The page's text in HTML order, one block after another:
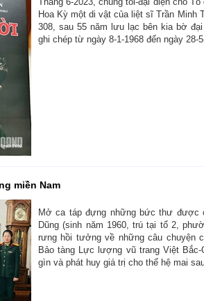
Hoa Kỳ một di vật của liệt sĩ Trần Minh
308, sau 55 năm lưu lạc bên kia bờ
ghi chép từ ngày 8-1-1968 đến ngày 28-
miền Nam
Mở ca táp đựng những bức thư được
Dũng (sinh năm 1960, trú tại tổ 2,
rưng hồi tưởng về những câu chuyện
Bảo tàng Lực lượng vũ trang Việt
gìn và phát huy giá trị cho thế hệ mai